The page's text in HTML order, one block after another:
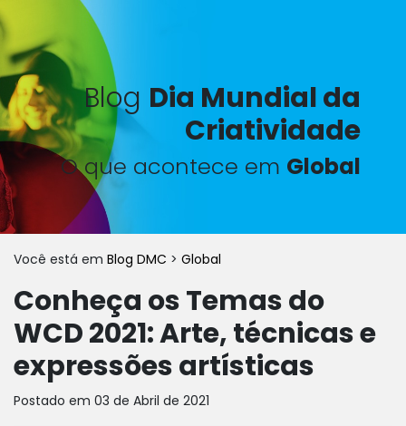
Blog Dia Mundial da
Criatividade
O que acontece em Global
Você está em Blog DMC > Global
Conheça os Temas do
WCD 2021: Arte, técnicas e
expressões artísticas
Postado em 03 de Abril de 2021